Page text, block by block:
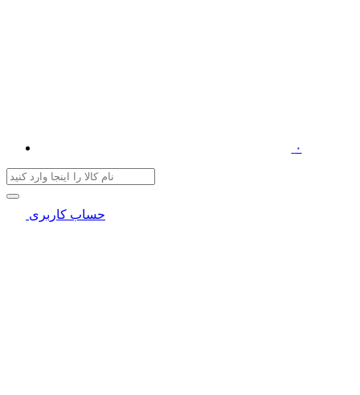
۰
حساب کاربری